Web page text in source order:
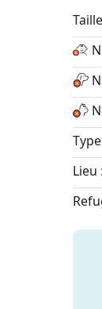
Lieu :